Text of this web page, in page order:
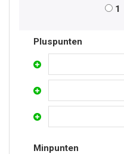
1
Pluspunten
Minpunten